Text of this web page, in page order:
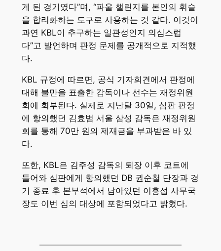
게 된 경기였다”며, “파울 챌린지를 본인의 휘슬
을 합리화하는 도구로 사용하는 것 같다. 이것이
과연 KBL이 추구하는 일관성인지 의심스럽
다”고 발언하며 판정 문제를 공개적으로 지적했
다.
KBL 규정에 따르면, 공식 기자회견에서 판정에
대해 불만을 표출한 감독이나 선수는 재정위원
회에 회부된다. 실제로 지난달 30일, 심판 판정
에 항의했던 김효범 서울 삼성 감독은 재정위원
회를 통해 70만 원의 제재금을 부과받은 바 있
다.
또한, KBL은 김주성 감독의 퇴장 이후 코트에
들어와 심판에게 항의했던 DB 권순철 단장과 경
기 종료 후 본부석에서 남아있던 이흥섭 사무국
장도 이번 심의 대상에 포함되었다고 밝혔다.